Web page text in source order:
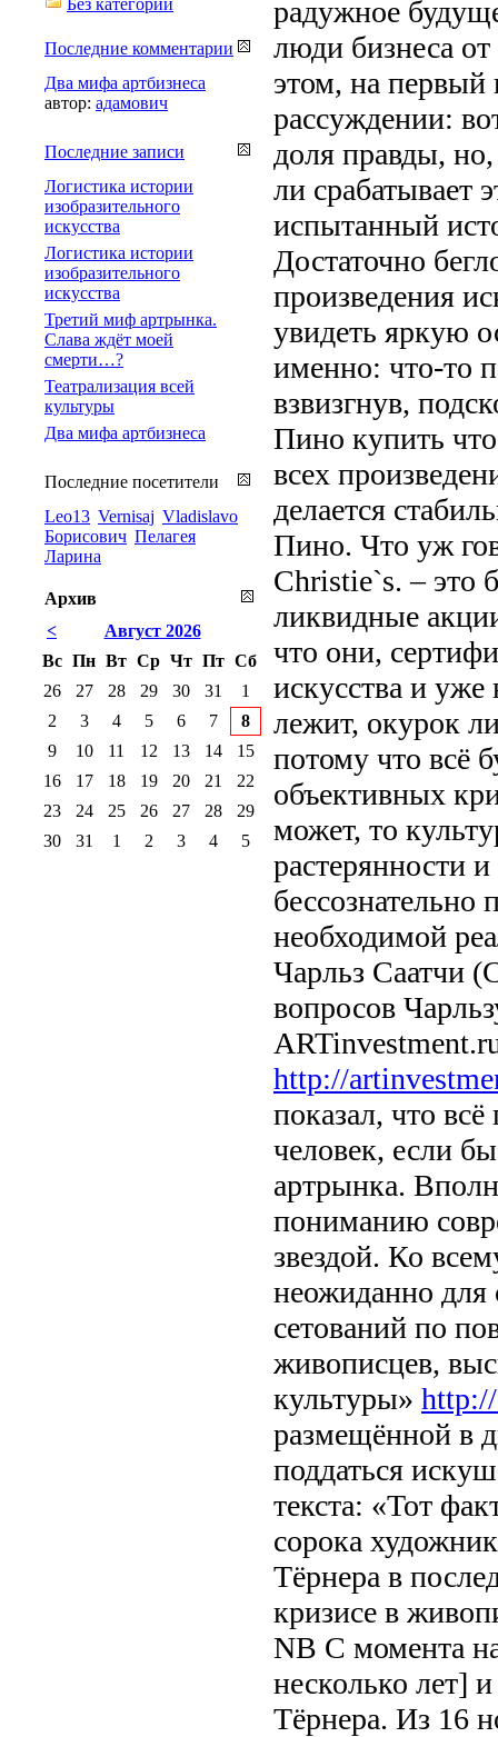
радужное
люди бизнеса
этом, на первый
рассуждении:
доля правды,
ли срабатывает
испытанный
Достаточно
произведения
увидеть яркую
именно: что-то
взвизгнув,
Пино купить
всех
делается
Пино. Что уж
Christie`s. – это
ликвидные
что они,
искусства и уже
лежит, окурок
потому что всё
объективных
может, то
растерянности
бессознательно
необходимой
Чарльз Саатчи
вопросов
http://
показал, что
человек, если
артрынка.
пониманию
звездой. Ко
неожиданно для
сетований по
живописцев,
культуры»
размещённой в
поддаться
текста: «Тот
сорока
Тёрнера в
кризисе в
NB С момента
несколько лет]
Тёрнера. Из 16
Без категории
Последние комментарии
Два мифа артбизнеса
автор: адамович
Последние записи
Логистика истории
изобразительного
искусства
Логистика истории
изобразительного
искусства
Третий миф артрынка.
Слава ждёт моей
смерти…?
Театрализация всей
культуры
Два мифа артбизнеса
Последние посетители
Leo13 Vernisaj Vladislavo
Борисович Пелагея
Ларина
Архив
<
Август 2026
Вс Пн Вт Ср Чт Пт Сб
26
27 28 29 30 31
1
2
3 4 5 6 7
8
9
10 11 12 13 14
15
16
17 18 19 20 21
22
23
24 25 26 27 28
29
30
31 1 2 3 4 5